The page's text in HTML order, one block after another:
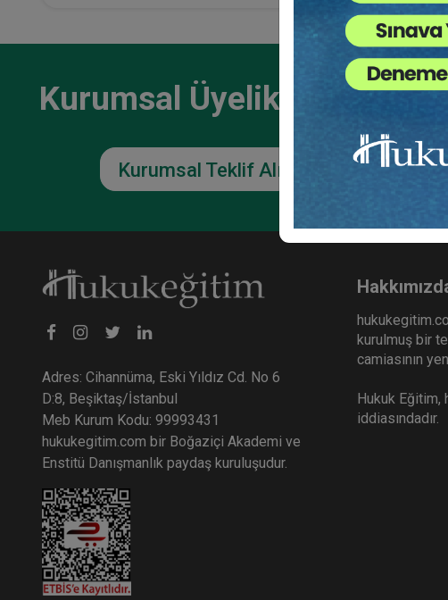
Kurumsal Üyelikler İçin
Kurumsal Teklif Alın
Adres: Cihannüma, Eski Yıldız Cd. No 6
D:8, Beşiktaş/İstanbul
Meb Kurum Kodu: 99993431
hukukegitim.com bir Boğaziçi Akademi ve
Enstitü Danışmanlık paydaş kuruluşudur.
kurulmuş bir
camiasının
Hukuk Eğitim,
iddiasındadır.